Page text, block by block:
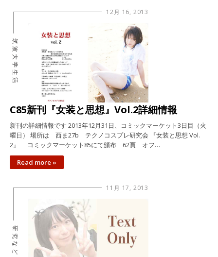
12月 16, 2013
筑波大学生活
C85新刊『女装と思想』Vol.2詳細情報
新刊の詳細情報です 2013年12月31日、コミックマーケット3日目（火
曜日） 場所は 西ま27b テクノコスプレ研究会 『女装と思想 Vol.
2』 コミックマーケット85にて頒布 62頁 オフ…
Read more »
11月 17, 2013
研究など